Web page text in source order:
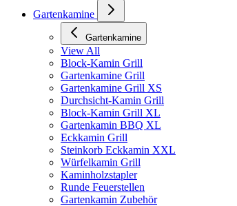
Gartenkamine
Gartenkamine
View All
Block-Kamin Grill
Gartenkamine Grill
Gartenkamine Grill XS
Durchsicht-Kamin Grill
Block-Kamin Grill XL
Gartenkamin BBQ XL
Eckkamin Grill
Steinkorb Eckkamin XXL
Würfelkamin Grill
Kaminholzstapler
Runde Feuerstellen
Gartenkamin Zubehör